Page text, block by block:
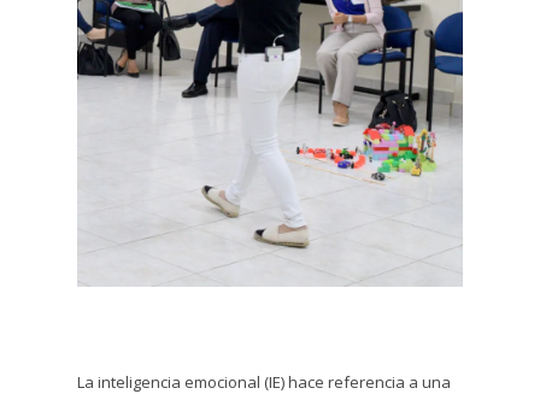
La inteligencia emocional (IE) hace referencia a una